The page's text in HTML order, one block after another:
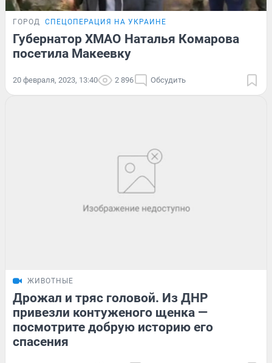
ГОРОД СПЕЦОПЕРАЦИЯ НА УКРАИНЕ
Губернатор ХМАО Наталья Комарова
посетила Макеевку
20 февраля, 2023, 13:40 2 896 Обсудить
ЖИВОТНЫЕ
Дрожал и тряс головой. Из ДНР
привезли контуженого щенка —
посмотрите добрую историю его
спасения